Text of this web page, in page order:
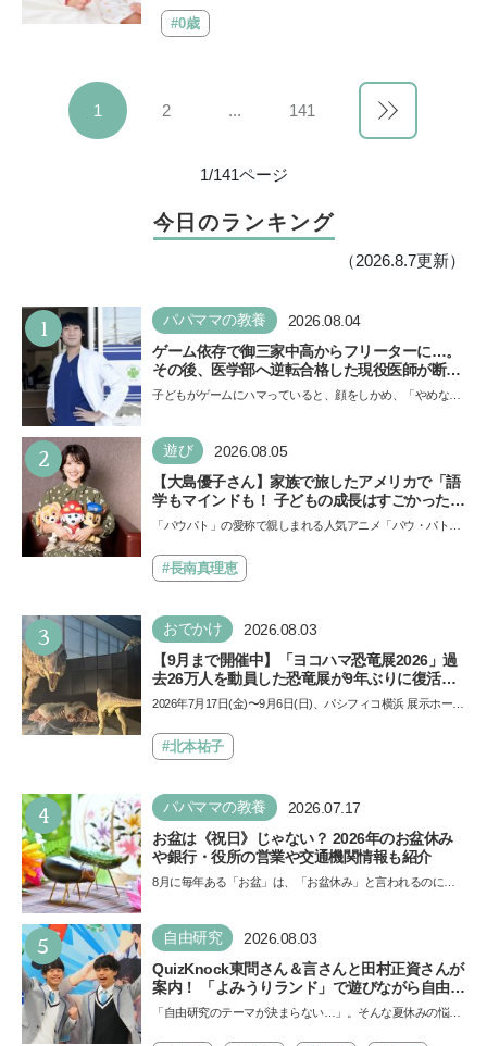
#0歳
1 2 ... 141
1/141ページ
今日のランキング
（2026.8.7更新）
1 パパママの教養 2026.08.04
ゲーム依存で御三家中高からフリーターに…。
その後、医学部へ逆転合格した現役医師が断言
「ゲームの経験が受験勉強に役立った」そう考
子どもがゲームにハマっていると、顔をしかめ、「やめなさ
い…
2 遊び 2026.08.05
【大島優子さん】家族で旅したアメリカで「語
学もマインドも！ 子どもの成長はすごかった」
声優をつとめた映画『パウ・パトロール ザ・ダ
できると子どもに知ってほしい
「パウパト」の愛称で親しまれる人気アニメ「パウ・パトロ
ザ…
#長南真理恵
3 おでかけ 2026.08.03
【9月まで開催中】「ヨコハマ恐竜展2026」過
去26万人を動員した恐竜展が9年ぶりに復活！
夏休みのおでかけで楽しむポイントを完全ガイ
2026年7月17日(金)〜9月6日(日)、パシフィコ横浜 展示ホール
催…
#北本祐子
4 パパママの教養 2026.07.17
お盆は《祝日》じゃない？ 2026年のお盆休み
や銀行・役所の営業や交通機関情報も紹介
8月に毎年ある「お盆」は、「お盆休み」と言われるのに祝
盆…
5 自由研究 2026.08.03
QuizKnock東問さん＆言さんと田村正資さんが
案内！ 「よみうりランド」で遊びながら自由研
究が進む期間限定イベントが開催
「自由研究のテーマが決まらない…」。そんな夏休みの悩み